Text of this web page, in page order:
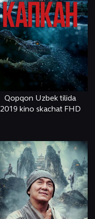
Qopqon Uzbek tilida
2019 kino skachat FHD